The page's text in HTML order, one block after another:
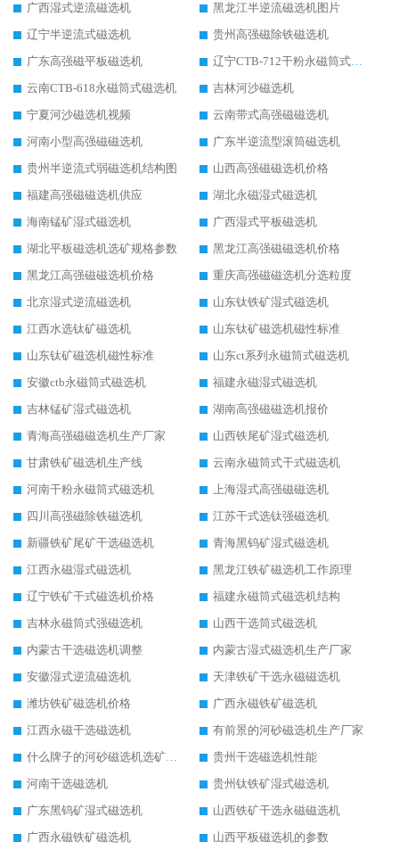
广西湿式逆流磁选机
黑龙江半逆流磁选机图片
辽宁半逆流式磁选机
贵州高强磁除铁磁选机
广东高强磁平板磁选机
辽宁CTB-712干粉永磁筒式磁选机
云南CTB-618永磁筒式磁选机
吉林河沙磁选机
宁夏河沙磁选机视频
云南带式高强磁磁选机
河南小型高强磁磁选机
广东半逆流型滚筒磁选机
贵州半逆流式弱磁选机结构图
山西高强磁磁选机价格
福建高强磁磁选机供应
湖北永磁湿式磁选机
海南锰矿湿式磁选机
广西湿式平板磁选机
湖北平板磁选机选矿规格参数
黑龙江高强磁磁选机价格
黑龙江高强磁磁选机价格
重庆高强磁磁选机分选粒度
北京湿式逆流磁选机
山东钛铁矿湿式磁选机
江西水选钛矿磁选机
山东钛矿磁选机磁性标准
山东钛矿磁选机磁性标准
山东ct系列永磁筒式磁选机
安徽ctb永磁筒式磁选机
福建永磁湿式磁选机
吉林锰矿湿式磁选机
湖南高强磁磁选机报价
青海高强磁磁选机生产厂家
山西铁尾矿湿式磁选机
甘肃铁矿磁选机生产线
云南永磁筒式干式磁选机
河南干粉永磁筒式磁选机
上海湿式高强磁磁选机
四川高强磁除铁磁选机
江苏干式选钛强磁选机
新疆铁矿尾矿干选磁选机
青海黑钨矿湿式磁选机
江西永磁湿式磁选机
黑龙江铁矿磁选机工作原理
辽宁铁矿干式磁选机价格
福建永磁筒式磁选机结构
吉林永磁筒式强磁选机
山西干选筒式磁选机
内蒙古干选磁选机调整
内蒙古湿式磁选机生产厂家
安徽湿式逆流磁选机
天津铁矿干选永磁磁选机
潍坊铁矿磁选机价格
广西永磁铁矿磁选机
江西永磁干选磁选机
有前景的河砂磁选机生产厂家
什么牌子的河砂磁选机选矿效果好
贵州干选磁选机性能
河南干选磁选机
贵州钛铁矿湿式磁选机
广东黑钨矿湿式磁选机
山西铁矿干选永磁磁选机
广西永磁铁矿磁选机
山西平板磁选机的参数